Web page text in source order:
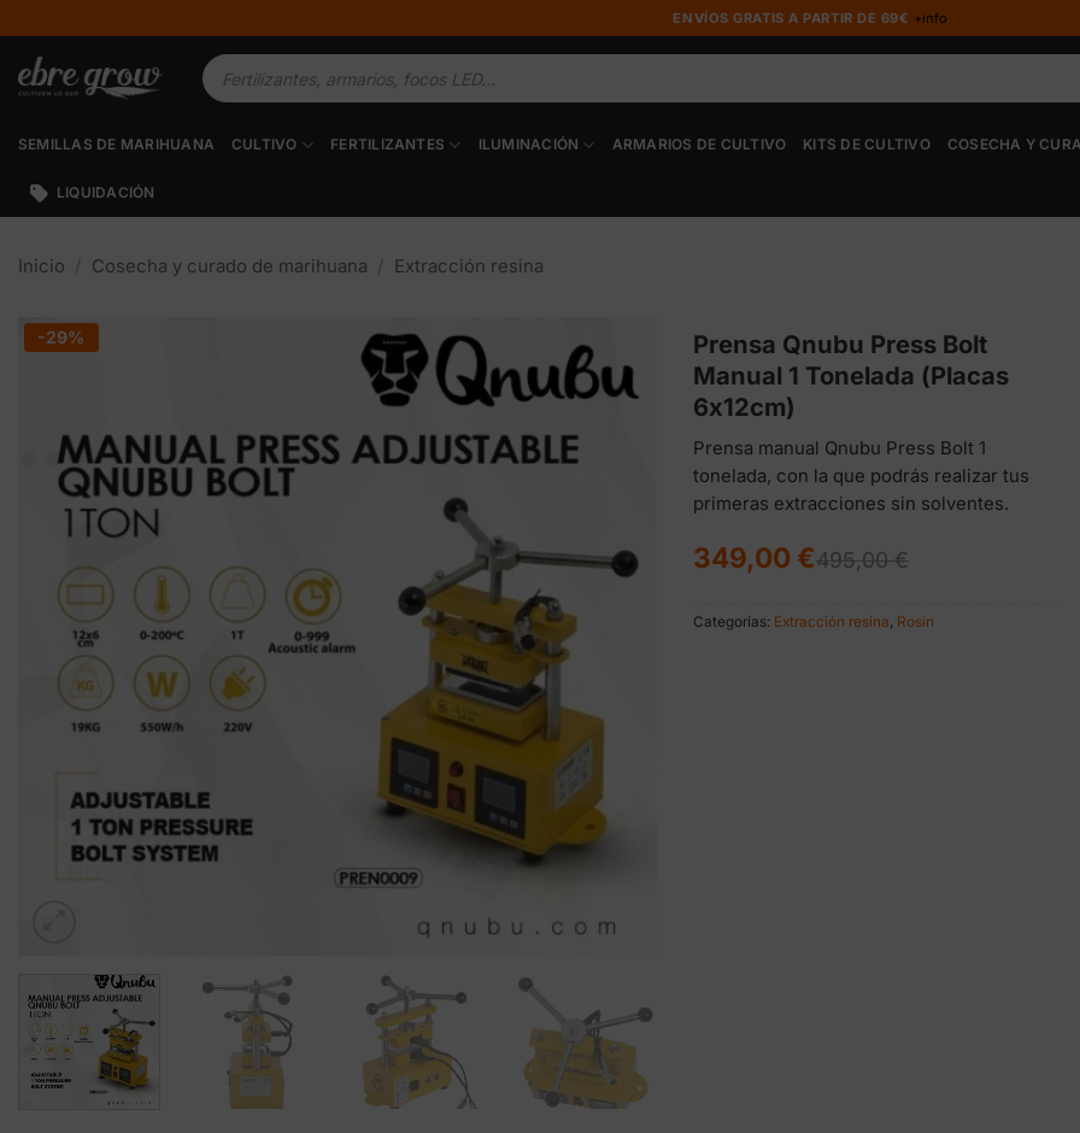
al
contenido
ENVÍOS GRATIS A PARTIR DE 69€ +info
Búsqueda
de
productos
SEMILLAS DE MARIHUANA CULTIVO FERTILIZANTES ILUMINACIÓN ARMARIOS DE CULTIVO KITS DE CULTIVO COSECHA Y
LIQUIDACIÓN
Inicio Cosecha y curado de marihuana Extracción resina
-29%
Prensa Qnubu Press Bolt
Manual 1 Tonelada (Placas
6x12cm)
Prensa manual Qnubu Press Bolt 1
tonelada, con la que podrás realizar tus
primeras extracciones sin solventes.
495,00€
El
precio
era:
349,00 €
El
precio
es:
Categorías: Extracción resina, Rosin